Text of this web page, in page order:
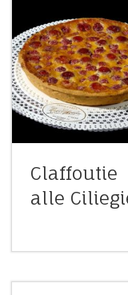
Claffoutie
alle